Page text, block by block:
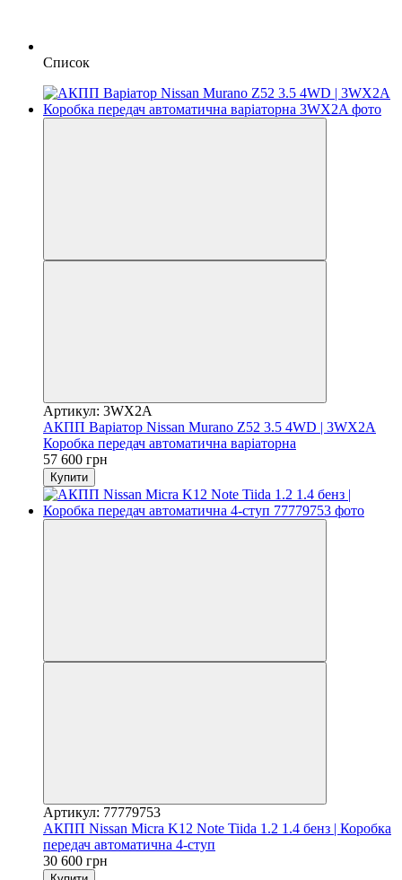
Список
Артикул: 3WX2A
АКПП Варіатор Nissan Murano Z52 3.5 4WD | 3WX2A
Коробка передач автоматична варіаторна
57 600 грн
Купити
Артикул: 77779753
АКПП Nissan Micra K12 Note Tiida 1.2 1.4 бенз | Коробка
передач автоматична 4-ступ
30 600 грн